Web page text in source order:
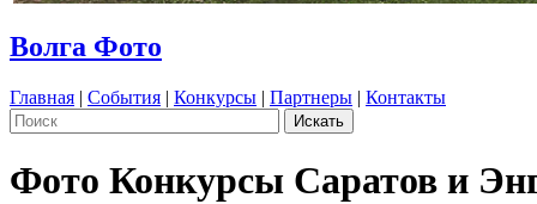
Волга Фото
Главная | События | Конкурсы | Партнеры | Контакты
Фото Конкурсы Саратов и